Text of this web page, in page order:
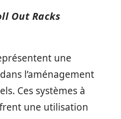
Out Racks
une
l’aménagement
Ces systèmes à
une utilisation